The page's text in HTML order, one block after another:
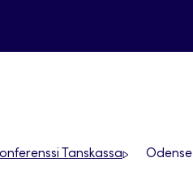
Tanskassa